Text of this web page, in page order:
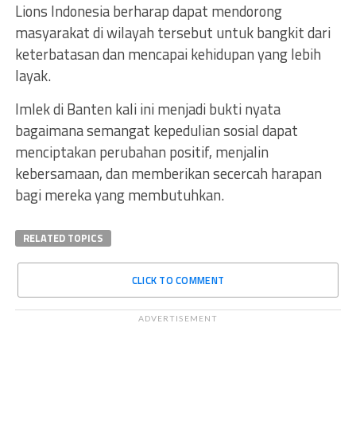
Lions Indonesia berharap dapat mendorong
masyarakat di wilayah tersebut untuk bangkit dari
keterbatasan dan mencapai kehidupan yang lebih
layak.
Imlek di Banten kali ini menjadi bukti nyata
bagaimana semangat kepedulian sosial dapat
menciptakan perubahan positif, menjalin
kebersamaan, dan memberikan secercah harapan
bagi mereka yang membutuhkan.
RELATED TOPICS
CLICK TO COMMENT
ADVERTISEMENT